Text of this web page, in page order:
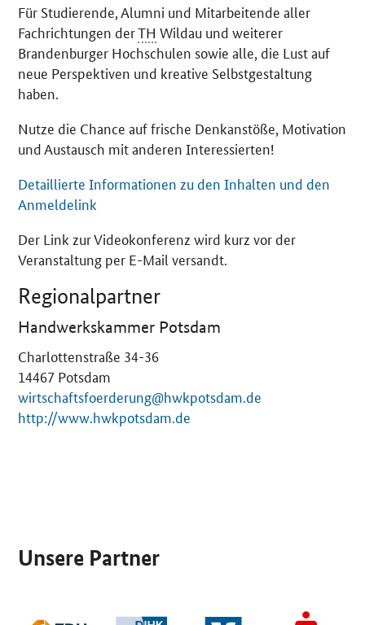
Für Studierende, Alumni und Mitarbeitende aller
Fachrichtungen derTH Wildau und weiterer
Brandenburger Hochschulen sowie alle, die Lust auf
neue Perspektiven und kreative Selbstgestaltung
haben.
Nutze die Chance auf frische Denkanstöße, Motivation
und Austausch mit anderen Interessierten!
Detaillierte Informationen zu den Inhalten und den
Anmeldelink
Der Link zur Videokonferenz wird kurz vor der
Veranstaltung per E-Mail versandt.
Regionalpartner
Handwerkskammer Potsdam
Charlottenstraße 34-36
14467 Potsdam
wirtschaftsfoerderung@hwkpotsdam.de
http://www.hwkpotsdam.de
Unsere Partner